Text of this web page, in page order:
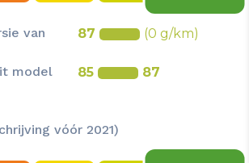
van
87 (0 g/km)
model 85 87
vóór 2021)